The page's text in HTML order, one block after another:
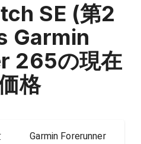
SE (第2
Garmin
265の現在
格
Garmin Forerunner